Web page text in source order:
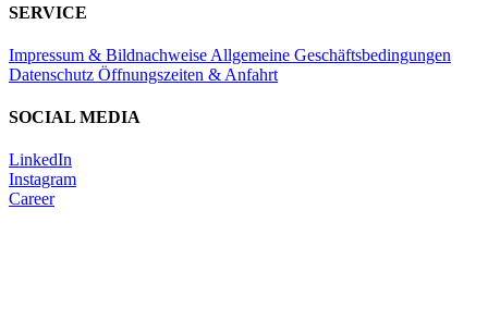
SERVICE
Impressum & Bildnachweise Allgemeine Geschäftsbedingungen
Datenschutz Öffnungszeiten & Anfahrt
SOCIAL MEDIA
LinkedIn
Instagram
Career